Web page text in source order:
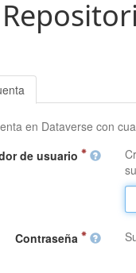
en Dataverse con
de usuario
Contraseña